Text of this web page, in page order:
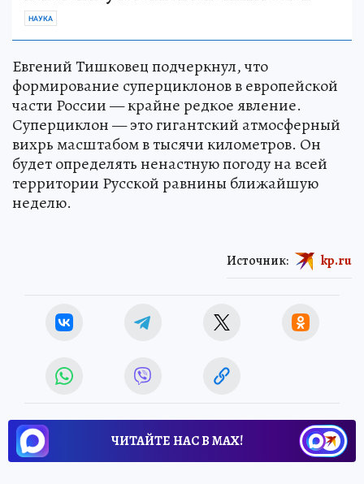
НАУКА
Евгений Тишковец подчеркнул, что
формирование суперциклонов в европейской
части России — крайне редкое явление.
Суперциклон — это гигантский атмосферный
вихрь масштабом в тысячи километров. Он
будет определять ненастную погоду на всей
территории Русской равнины ближайшую
неделю.
Источник: kp.ru
ЧИТАЙТЕ НАС В МАХ!